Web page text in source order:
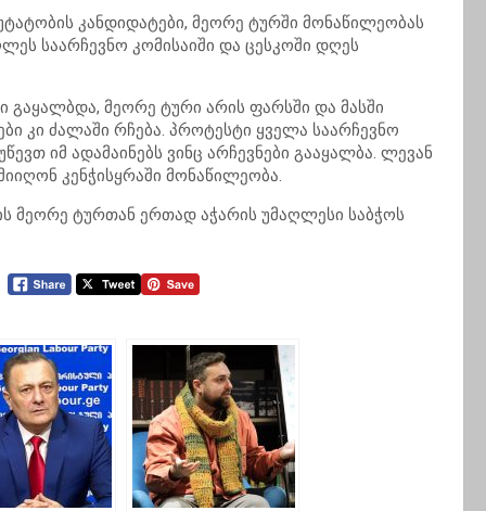
კანდიდატები, მეორე ტურში მონაწილეობას
საარჩევნო კომისაიში და ცესკოში დღეს
მეორე ტური არის ფარსში და მასში
კი ძალაში რჩება. პროტესტი ყველა საარჩევნო
იმ ადამაინებს ვინც არჩევნები გააყალბა. ლევან
კენჭისყრაში მონაწილეობა.
მეორე ტურთან ერთად აჭარის უმაღლესი საბჭოს